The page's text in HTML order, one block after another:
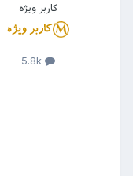
کاربر ویژه
5.8k